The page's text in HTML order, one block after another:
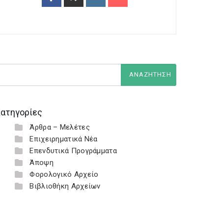
Άρθρα – Μελέτες
Επιχειρηματικά Νέα
Επενδυτικά Προγράμματα
Άποψη
Φορολογικό Αρχείο
Βιβλιοθήκη Αρχείων